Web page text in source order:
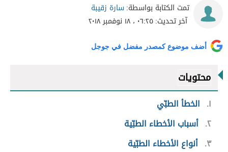
تمت الكتابة بواسطة:سارة زقيبة
آخر تحديث:٠٦:٢٥ ، ١٨ نوفمبر ٢٠١٨
أضف موضوع كمصدر مفضل في جوجل
محتويات
١
الخطأ الطبّي
٢ أسباب الأخطاء الطبّية
٣ أنواع الأخطاء الطبّية